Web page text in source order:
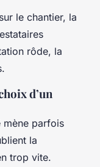
le chantier, la
rôde, la
d’un
mène parfois
la
trop vite.